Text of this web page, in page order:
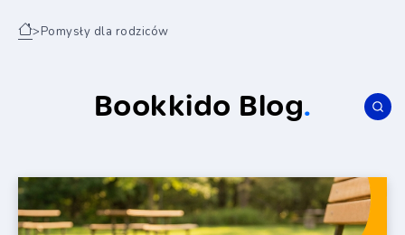
>Pomysły dla rodziców
Bookkido Blog.